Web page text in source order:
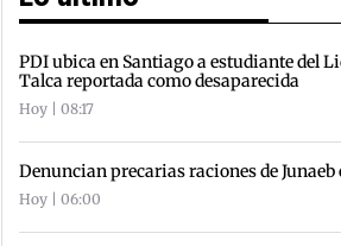
PDI ubica en Santiago a estudiante del
Talca reportada como desaparecida
Hoy | 08:17
Denuncian precarias raciones de
Hoy | 06:00